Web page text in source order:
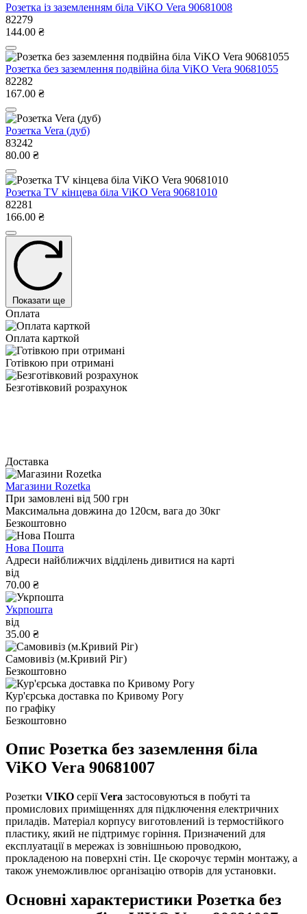
Розетка із заземленням біла ViKO Vera 90681008
82279
144.00 ₴
Розетка без заземлення подвійна біла ViKO Vera 90681055
82282
167.00 ₴
Розетка Vera (дуб)
83242
80.00 ₴
Розетка TV кінцева біла ViKO Vera 90681010
82281
166.00 ₴
Показати ще
Оплата
Оплата карткой
Готівкою при отримані
Безготівковий розрахунок
Доставка
Магазини Rozetka
При замовлені від 500 грн
Максимальна довжина до 120см, вага до 30кг
Безкоштовно
Нова Пошта
Адреси найближчих відділень дивитися на карті
від
70.00 ₴
Укрпошта
від
35.00 ₴
Самовивіз (м.Кривий Ріг)
Безкоштовно
Кур'єрська доставка по Кривому Рогу
по графіку
Безкоштовно
Опис Розетка без заземлення біла
ViKO Vera 90681007
Розетки VIKO серіїVera застосовуються в побуті та
промислових приміщеннях для підключення електричних
приладів. Матеріал корпусу виготовлений із термостійкого
пластику, який не підтримує горіння. Призначений для
експлуатації в мережах із зовнішньою проводкою,
прокладеною на поверхні стін. Це скорочує термін монтажу, а
також унеможливлює організацію отворів для установки.
Основні характеристики Розетка без